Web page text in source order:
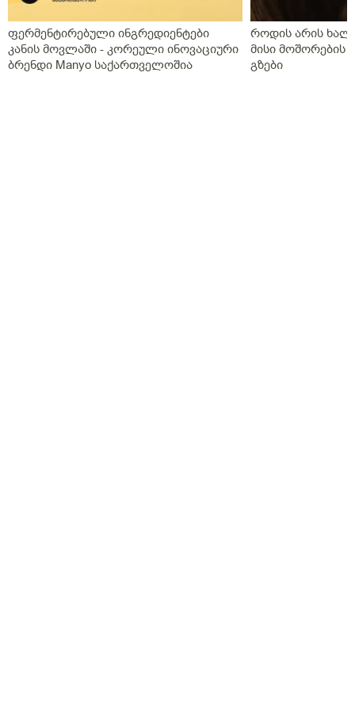
ფერმენტირებული ინგრედიენტები
კანის მოვლაში - კორეული ინოვაციური
ბრენდი Manyo საქართველოშია
როდის არის
მისი მოშორების
გზები